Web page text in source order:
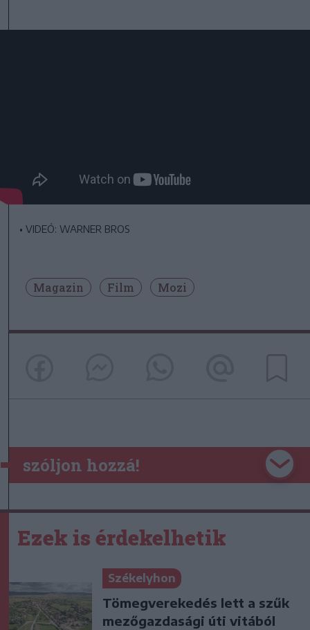
• VIDEÓ: WARNER BROS
Magazin Film Mozi
szóljon hozzá!
Ezek is érdekelhetik
Székelyhon
Tömegverekedés lett a szűk
mezőgazdasági úti vitából